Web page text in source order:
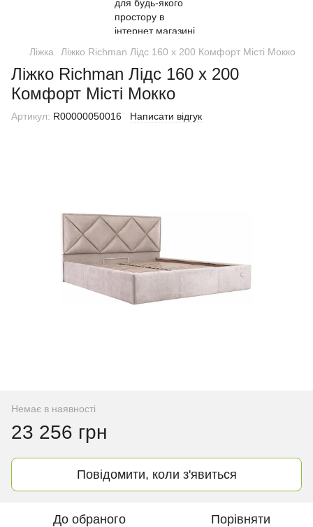
Ліжка Ліжко Richman Лідс 160 х 200 Комфорт Місті Мокко
Ліжко Richman Лідс 160 х 200
Комфорт Місті Мокко
Артикул: R00000050016 Написати відгук
Немає в наявності
23 256 грн
Повідомити, коли з'явиться
До обраного Порівняти